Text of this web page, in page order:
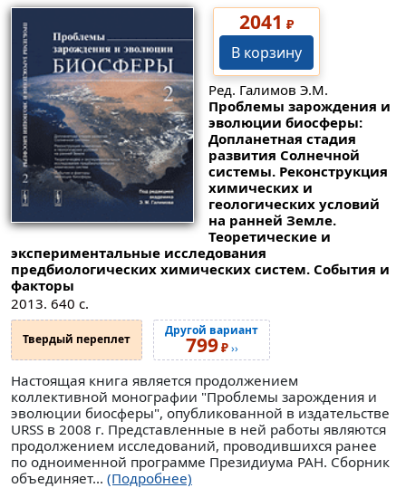
2041 ₽
В корзину
Ред. Галимов Э.М.
Проблемы зарождения и
эволюции биосферы:
Допланетная стадия
развития Солнечной
системы. Реконструкция
химических и
геологических условий
на ранней Земле.
Теоретические и
экспериментальные исследования
предбиологических химических систем. События и
факторы
2013. 640 с.
Твердый переплет
Другой вариант
799₽››
Настоящая книга является продолжением
коллективной монографии "Проблемы зарождения и
эволюции биосферы", опубликованной в издательстве
URSS в 2008 г. Представленные в ней работы являются
продолжением исследований, проводившихся ранее
по одноименной программе Президиума РАН. Сборник
объединяет... (Подробнее)